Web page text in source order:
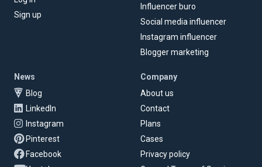
Sign up
Influencer buro
Social media influencer
Instagram influencer
Blogger marketing
News
Blog
LinkedIn
Instagram
Pinterest
Facebook
Company
About us
Contact
Plans
Cases
Privacy policy